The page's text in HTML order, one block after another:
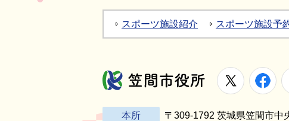
スポーツ施設紹介 スポーツ施設予
笠間市役所
X
本所 〒309-1792 茨城県笠間市中